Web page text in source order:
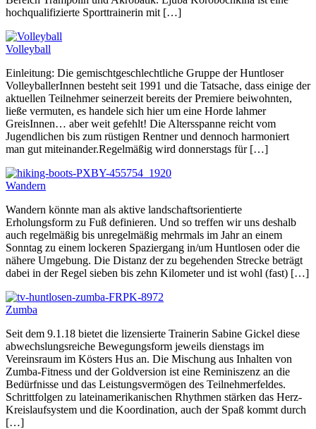
hochqualifizierte Sporttrainerin mit […]
Volleyball
Einleitung: Die gemischtgeschlechtliche Gruppe der Huntloser
VolleyballerInnen besteht seit 1991 und die Tatsache, dass einige der
aktuellen Teilnehmer seinerzeit bereits der Premiere beiwohnten,
ließe vermuten, es handele sich hier um eine Horde lahmer
GreisInnen… aber weit gefehlt! Die Altersspanne reicht vom
Jugendlichen bis zum rüstigen Rentner und dennoch harmoniert
man gut miteinander.Regelmäßig wird donnerstags für […]
Wandern
Wandern könnte man als aktive landschaftsorientierte
Erholungsform zu Fuß definieren. Und so treffen wir uns deshalb
auch regelmäßig bis unregelmäßig mehrmals im Jahr an einem
Sonntag zu einem lockeren Spaziergang in/um Huntlosen oder die
nähere Umgebung. Die Distanz der zu begehenden Strecke beträgt
dabei in der Regel sieben bis zehn Kilometer und ist wohl (fast) […]
Zumba
Seit dem 9.1.18 bietet die lizensierte Trainerin Sabine Gickel diese
abwechslungsreiche Bewegungsform jeweils dienstags im
Vereinsraum im Kösters Hus an. Die Mischung aus Inhalten von
Zumba-Fitness und der Goldversion ist eine Reminiszenz an die
Bedürfnisse und das Leistungsvermögen des Teilnehmerfeldes.
Schrittfolgen zu lateinamerikanischen Rhythmen stärken das Herz-
Kreislaufsystem und die Koordination, auch der Spaß kommt durch
[…]